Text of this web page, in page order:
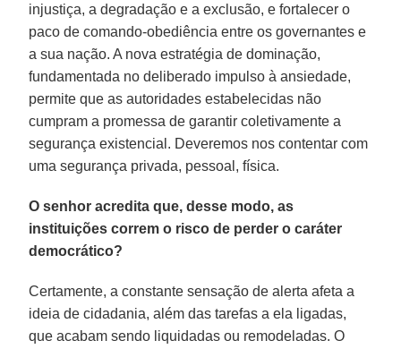
injustiça, a degradação e a exclusão, e fortalecer o
paco de comando-obediência entre os governantes e
a sua nação. A nova estratégia de dominação,
fundamentada no deliberado impulso à ansiedade,
permite que as autoridades estabelecidas não
cumpram a promessa de garantir coletivamente a
segurança existencial. Deveremos nos contentar com
uma segurança privada, pessoal, física.
O senhor acredita que, desse modo, as
instituições correm o risco de perder o caráter
democrático?
Certamente, a constante sensação de alerta afeta a
ideia de cidadania, além das tarefas a ela ligadas,
que acabam sendo liquidadas ou remodeladas. O